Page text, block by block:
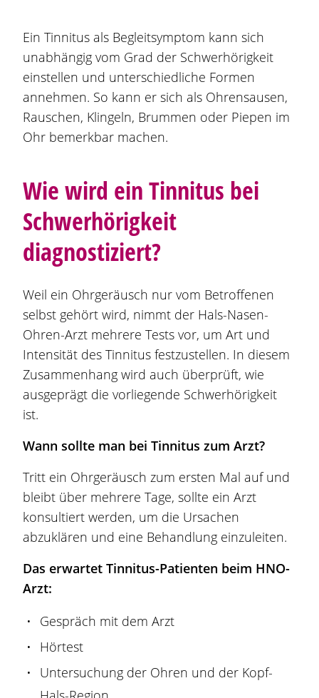
Ein Tinnitus als Begleitsymptom kann sich
unabhängig vom Grad der Schwerhörigkeit
einstellen und unterschiedliche Formen
annehmen. So kann er sich als Ohrensausen,
Rauschen, Klingeln, Brummen oder Piepen im
Ohr bemerkbar machen.
Wie wird ein Tinnitus bei
Schwerhörigkeit
diagnostiziert?
Weil ein Ohrgeräusch nur vom Betroffenen
selbst gehört wird, nimmt der Hals-Nasen-
Ohren-Arzt mehrere Tests vor, um Art und
Intensität des Tinnitus festzustellen. In diesem
Zusammenhang wird auch überprüft, wie
ausgeprägt die vorliegende Schwerhörigkeit
ist.
Wann sollte man bei Tinnitus zum Arzt?
Tritt ein Ohrgeräusch zum ersten Mal auf und
bleibt über mehrere Tage, sollte ein Arzt
konsultiert werden, um die Ursachen
abzuklären und eine Behandlung einzuleiten.
Das erwartet Tinnitus-Patienten beim HNO-
Arzt:
Gespräch mit dem Arzt
Hörtest
Untersuchung der Ohren und der Kopf-